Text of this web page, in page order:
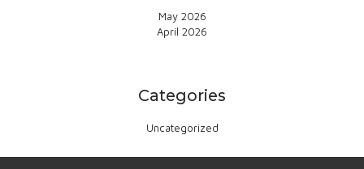
May 2026
April 2026
Categories
Uncategorized